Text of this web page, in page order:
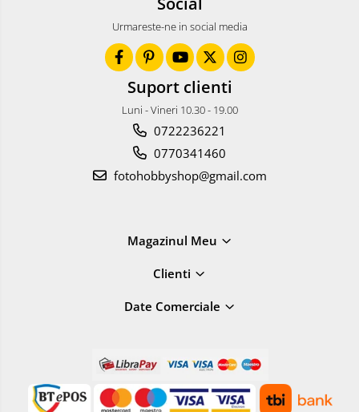
Urmareste-ne in social media
Suport clienti
Luni - Vineri 10.30 - 19.00
0722236221
0770341460
fotohobbyshop@gmail.com
Magazinul Meu
Clienti
Date Comerciale